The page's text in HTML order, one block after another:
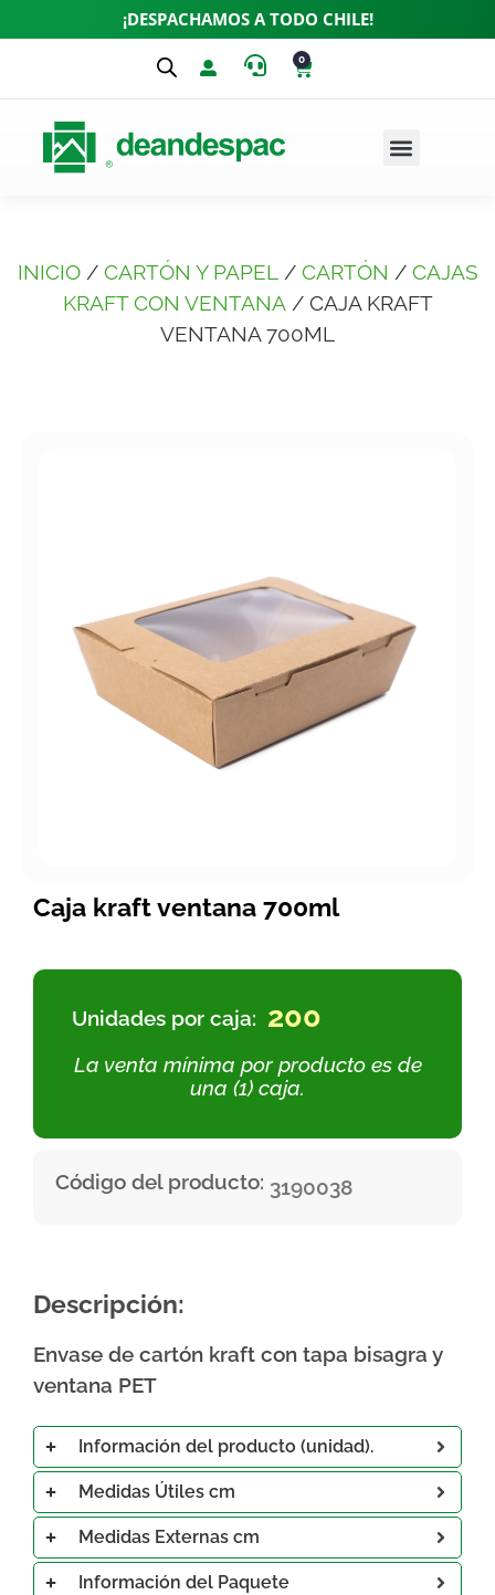
¡DESPACHAMOS A TODO CHILE!
0
INICIO/ CARTÓN Y PAPEL/ CARTÓN / CAJAS
KRAFT CON VENTANA/ CAJA KRAFT
VENTANA 700ML
Caja kraft ventana 700ml
Unidades por caja: 200
La venta mínima por producto es de
una (1) caja.
Código del producto: 3190038
Descripción:
Envase de cartón kraft con tapa bisagra y
ventana PET
Información del producto (unidad).
Medidas Útiles cm
Medidas Externas cm
Información del Paquete